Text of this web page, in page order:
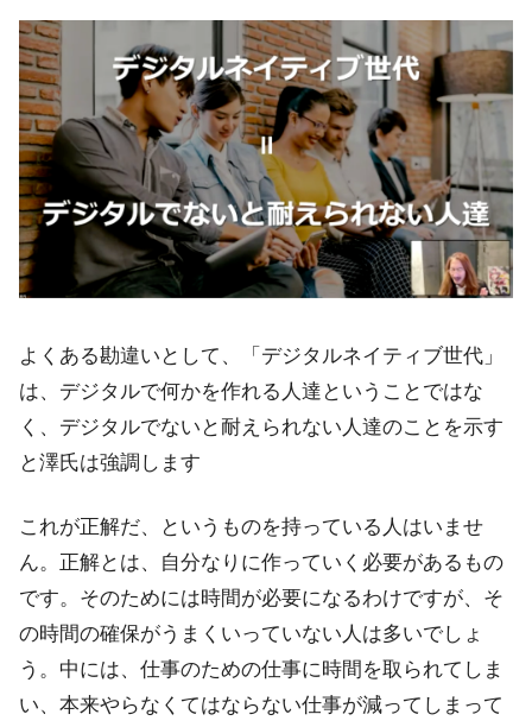
よくある勘違いとして、「デジタルネイティブ世代」
は、デジタルで何かを作れる人達ということではな
く、デジタルでないと耐えられない人達のことを示す
と澤氏は強調します
これが正解だ、というものを持っている人はいませ
ん。正解とは、自分なりに作っていく必要があるもの
です。そのためには時間が必要になるわけですが、そ
の時間の確保がうまくいっていない人は多いでしょ
う。中には、仕事のための仕事に時間を取られてしま
い、本来やらなくてはならない仕事が減ってしまって